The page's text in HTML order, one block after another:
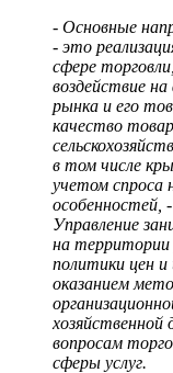
- Основные
- это
сфере
воздействие
рынка и его
качество
в том числе
учетом спроса
особенностей,
Управление
на территории
политики цен и
оказанием
вопросам
сферы услуг.